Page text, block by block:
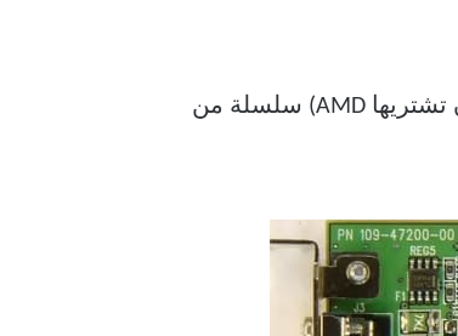
إن فكرة بطاقة الرسومات التي يمكنك شراؤها الآن وترقيتها لاحقًا ليست جديدة. كانت لدى ATi (قبل أن تشتريها AMD) سلسلة من